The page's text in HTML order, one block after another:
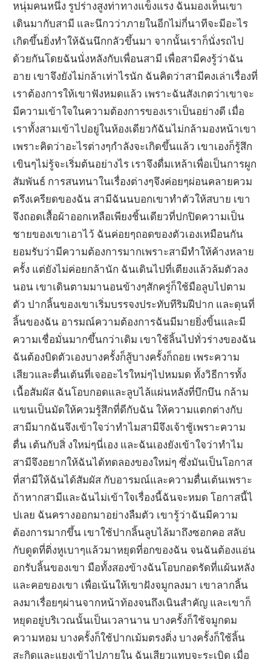
หนุ่มคนหนึ่ง รูปร่างสูงท่าทางแข็งแรง ฉันมองเห็นเขา
เดินมากับสามี และนึกวว่าภายในอีกไม่กี่นาทีจะมีอะไร
เกิดขึ้นยิ่งทำให้ฉันนึกกลัวขึ้นมา จากนั้นเราก็นั่งรถไป
ด้วยกันโดยฉันนั่งหลังกับเพื่อนสามี เพื่อสามีคงรู้ว่าฉัน
อาย เขาจึงยังไม่กล้าเท่าไรนัก ฉันคิดว่าสามีคงเล่าเรื่องที่
เราต้องการให้เขาฟังหมดแล้ว เพราะฉันสังเกตว่าเขาจะ
มีความเข้าใจในความต้องการของเราเป็นอย่างดี เมื่อ
เราทั้งสามเข้าไปอยู่ในห้องเดียวกัฉันไม่กล้ามองหน้าเขา
เพราะคิดว่าอะไรต่างๆกำลังจะเกิดขึ้นแล้ว เขาเองก็รู้สึก
เขินๆไม่รู้จะเริ่มต้นอย่างไร เราจึงดื่มเหล้าเพื่อเป็นการผูก
สัมพันธ์ การสนทนาในเรื่องต่างๆจึงค่อยๆผ่อนคลายควม
ตรึงเครียดของฉัน สามีฉันนบอกเขาทำตัวให้สบาย เขา
จึงถอดเสื้อผ้าออกเหลือเพียงชิ้นเดียวที่ปกปิดความเป็น
ชายของเขาเอาไว้ ฉันค่อยๆถอดของตัวเองเหมือนกัน
ยอมรับว่ามีความต้องการมากเพราะสามีทำให้ค้างหลาย
ครั้ง แต่ยังไม่ค่อยกล้านัก ฉันเดินไปที่เตียงแล้วล้มตัวลง
นอน เขาเดินตามมานอนข้างๆสักครู่ก็ใช้มือลูบไปตาม
ตัว ปากลิ้นของเขาเริ่มบรรจงประทับทีริมฝีปาก และดุนที่
ลิ้นของฉัน อารมณ์ความต้องการฉันมีมายยิ่งขิ้นและมี
ความเชื่อมั่นมากขึ้นกว่าเดิม เขาใช้ลิ้นไปทั่วร่างของฉัน
ฉันต้องบิดตัวเองบางครั้งก็สู้บางครั้งก็ถอย เพระความ
เสียวและตื่นเต้นที่เจออะไรใหม่ๆไปหมมด ทั้งวิธีการทั้ง
เนื้อสัมผัส ฉันโอบกอดและลูบไล้แผ่นหลังที่บึกบึน กล้าม
แขนเป็นมัดให้ควมรู้สึกที่ดีกับฉัน ให้ความแตกต่างกับ
สามีมากฉันจึงเข้าใจว่าทำไมสามีจึงเจ้าชู้เพราะความ
ตื่น เต้นกับสิ่ งใหม่ๆนี่เอง และฉันเองยังเข้าใจว่าทำไม
สามีจึงอยากให้ฉันได้ทดลองของใหม่ๆ ซึ่งมันเป็นโอกาส
ที่สามีให้ฉันได้สัมผัส กับอารมณ์และความตื่นเต้นเพราะ
ถ้าหากสามีและฉันไม่เข้าใจเรื่องนี้ฉันจะหมด โอกาสนี้ไ
ปเลย ฉันครางออกมาอย่างลืมตัว เขารู้ว่าฉันมีความ
ต้องการมากขึ้น เขาใช้ปากลิ้นลูบไล้มาถึงซอกคอ สลับ
กับดูดที่ติ่งหูเบาๆแล้วมาหยุดที่อกของฉัน จนฉันต้องแอ่น
อกรับลิ้นของเขา มือทั้งสองข้างฉันโอบกอดรัดที่แผ้นหลัง
และคอของเขา เพื่อเน้นให้เขาฝังจมูกลงมา เขาลากลิ้น
ลงมาเรื่อยๆผ่านจากหน้าท้องจนถึงเนินสำคัญ และเขาก็
หยุดอยู่บริเวณนั้นเป็นเวลานาน บางครั้งก็ใช้จมูกดม
ความหอม บางครั้งก็ใช้ปากเม้มตรงติ่ง บางครั้งก็ใช้ลิ้น
สะกิดและแยงเข้าไปภายใน ฉันเสียวแทบจะระเบิด เมื่อ